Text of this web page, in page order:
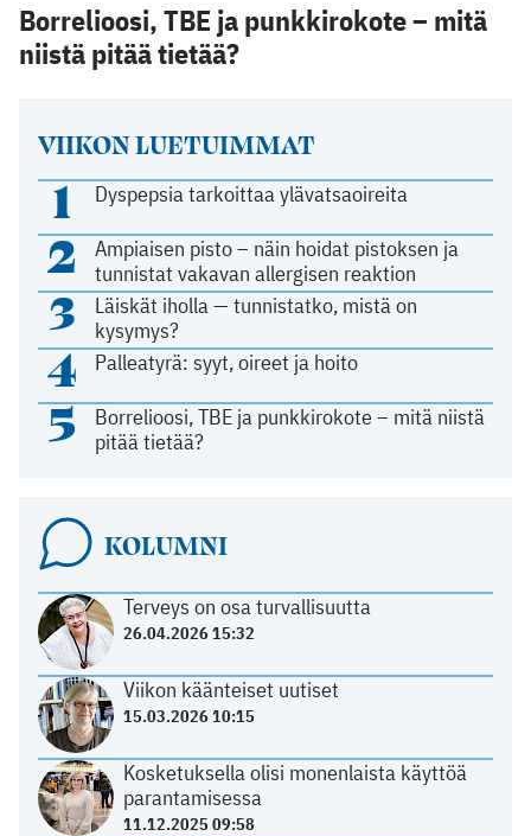
VIIKON LUETUIMMAT
1 Dyspepsia tarkoittaa ylävatsaoireita
2
Ampiaisen pisto – näin hoidat pistoksen ja
tunnistat vakavan allergisen reaktion
3
Läiskät iholla — tunnistatko, mistä on
kysymys?
4 Palleatyrä: syyt, oireet ja hoito
5
Borrelioosi, TBE ja punkkirokote – mitä niistä
pitää tietää?
KOLUMNI
Terveys on osa turvallisuutta
26.04.2026 15:32
Viikon käänteiset uutiset
15.03.2026 10:15
Kosketuksella olisi monenlaista käyttöä
parantamisessa
11.12.2025 09:58
Borrelioosi, TBE ja punkkirokote – mitä
niistä pitää tietää?